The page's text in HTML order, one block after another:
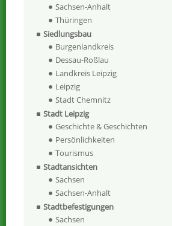
Sachsen-Anhalt
Thüringen
Siedlungsbau
Burgenlandkreis
Dessau-Roßlau
Landkreis Leipzig
Leipzig
Stadt Chemnitz
Stadt Leipzig
Geschichte & Geschichten
Persönlichkeiten
Tourismus
Stadtansichten
Sachsen
Sachsen-Anhalt
Stadtbefestigungen
Sachsen